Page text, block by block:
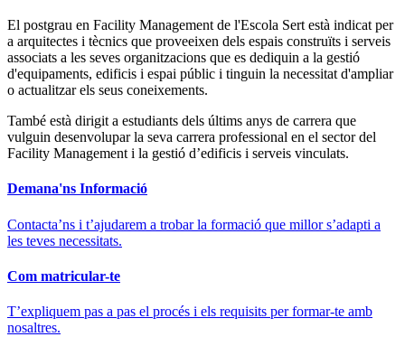
El postgrau en Facility Management de l'Escola Sert està indicat per
a arquitectes i tècnics que proveeixen dels espais construïts i serveis
associats a les seves organitzacions que es dediquin a la gestió
d'equipaments, edificis i espai públic i tinguin la necessitat d'ampliar
o actualitzar els seus coneixements.
També està dirigit a estudiants dels últims anys de carrera que
vulguin desenvolupar la seva carrera professional en el sector del
Facility Management i la gestió d’edificis i serveis vinculats.
Demana'ns Informació
Contacta’ns i t’ajudarem a trobar la formació que millor s’adapti a
les teves necessitats.
Com matricular-te
T’expliquem pas a pas el procés i els requisits per formar-te amb
nosaltres.